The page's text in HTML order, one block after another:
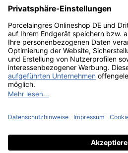
Note legali
Condizioni generali di vendita
Informativa sulla Privacy
Lavora con noi